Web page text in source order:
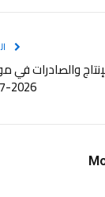
لدعم الإنتاج والصادرات
2026-2027